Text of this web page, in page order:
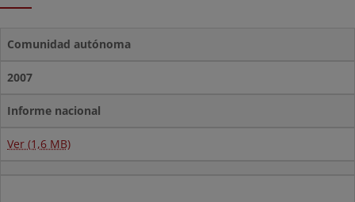
Comunidad autónoma
2007
Informe nacional
Ver (1,6 MB)